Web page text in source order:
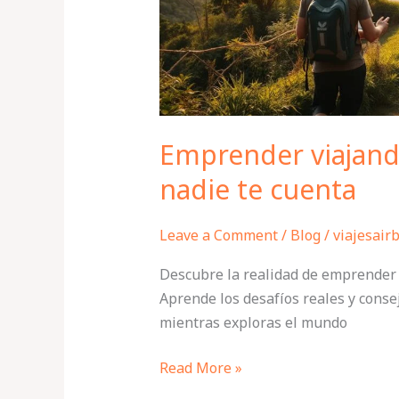
Emprender
nadie te cuenta
Leave a Comment/ Blog/
Descubre la realidad de
Aprende los desafíos reales y
mientras exploras el mundo
Read More »